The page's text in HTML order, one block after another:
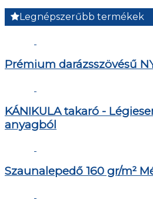
Legnépszerűbb termékek
Prémium darázsszövésű
KÁNIKULA takaró -
anyagból
Szaunalepedő 160 gr/m²